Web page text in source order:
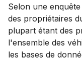
Selon une
des propriétaires
plupart étant des
l'ensemble des
les bases de